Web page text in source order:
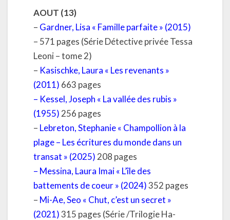
AOUT (13)
– Gardner, Lisa « Famille parfaite » (2015)
– 571 pages (Série Détective privée Tessa
Leoni – tome 2)
– Kasischke, Laura « Les revenants »
(2011) 663 pages
– Kessel, Joseph « La vallée des rubis »
(1955) 256 pages
– Lebreton, Stephanie « Champollion à la
plage – Les écritures du monde dans un
transat » (2025) 208 pages
– Messina, Laura Imai « L’île des
battements de coeur » (2024)352 pages
– Mi-Ae, Seo « Chut, c’est un secret »
(2021)315 pages (Série /Trilogie Ha-